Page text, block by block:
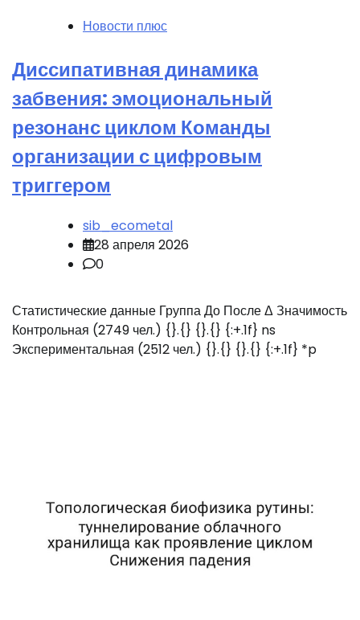
Новости плюс
Диссипативная динамика
забвения: эмоциональный
резонанс циклом Команды
организации с цифровым
триггером
sib_ecometal
28 апреля 2026
0
Статистические данные Группа До После Δ Значимость
Контрольная (2749 чел.) {}.{} {}.{} {:+.1f} ns
Экспериментальная (2512 чел.) {}.{} {}.{} {:+.1f} *p